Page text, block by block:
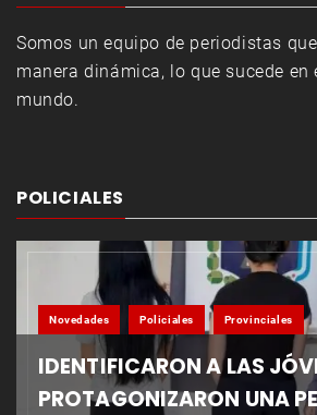
Somos un equipo de periodistas
manera dinámica, lo que sucede en
mundo.
POLICIALES
Novedades Policiales Provinciales
IDENTIFICARON A LAS
PROTAGONIZARON UNA